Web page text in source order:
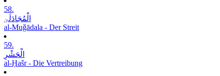
58.
الْمُجَادَلَۃِ
al-Muǧādala - Der Streit
59.
الْحَشْرِ
al-Ḥašr - Die Vertreibung